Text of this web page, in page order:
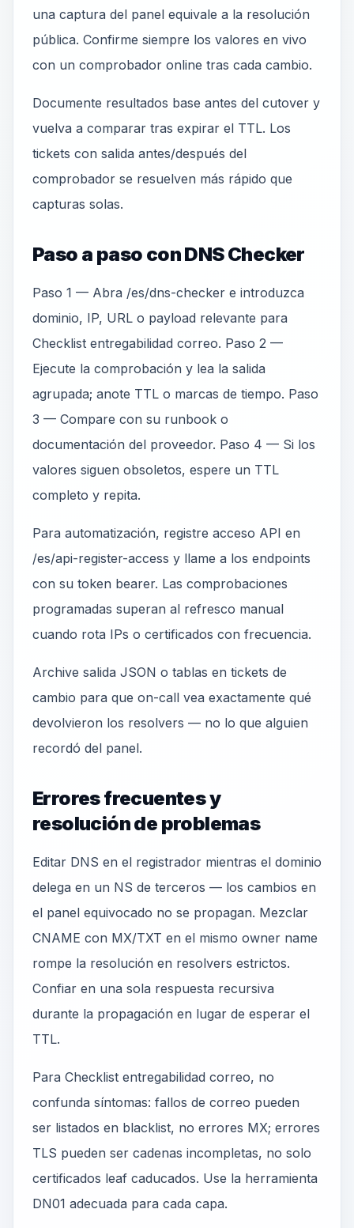
una captura del panel equivale a la resolución
pública. Confirme siempre los valores en vivo
con un comprobador online tras cada cambio.
Documente resultados base antes del cutover y
vuelva a comparar tras expirar el TTL. Los
tickets con salida antes/después del
comprobador se resuelven más rápido que
capturas solas.
Paso a paso con DNS Checker
Paso 1 — Abra /es/dns-checker e introduzca
dominio, IP, URL o payload relevante para
Checklist entregabilidad correo. Paso 2 —
Ejecute la comprobación y lea la salida
agrupada; anote TTL o marcas de tiempo. Paso
3 — Compare con su runbook o
documentación del proveedor. Paso 4 — Si los
valores siguen obsoletos, espere un TTL
completo y repita.
Para automatización, registre acceso API en
/es/api-register-access y llame a los endpoints
con su token bearer. Las comprobaciones
programadas superan al refresco manual
cuando rota IPs o certificados con frecuencia.
Archive salida JSON o tablas en tickets de
cambio para que on-call vea exactamente qué
devolvieron los resolvers — no lo que alguien
recordó del panel.
Errores frecuentes y
resolución de problemas
Editar DNS en el registrador mientras el dominio
delega en un NS de terceros — los cambios en
el panel equivocado no se propagan. Mezclar
CNAME con MX/TXT en el mismo owner name
rompe la resolución en resolvers estrictos.
Confiar en una sola respuesta recursiva
durante la propagación en lugar de esperar el
TTL.
Para Checklist entregabilidad correo, no
confunda síntomas: fallos de correo pueden
ser listados en blacklist, no errores MX; errores
TLS pueden ser cadenas incompletas, no solo
certificados leaf caducados. Use la herramienta
DN01 adecuada para cada capa.